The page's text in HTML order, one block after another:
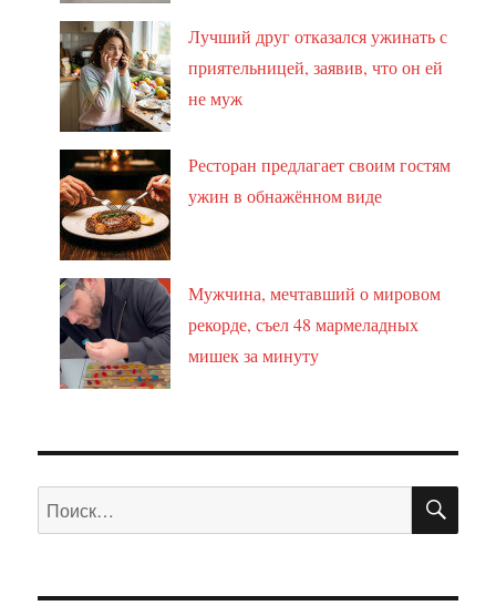
Лучший друг отказался ужинать с
приятельницей, заявив, что он ей
не муж
Ресторан предлагает своим гостям
ужин в обнажённом виде
Мужчина, мечтавший о мировом
рекорде, съел 48 мармеладных
мишек за минуту
Искать: